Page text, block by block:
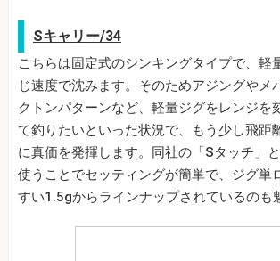
Sキャリー/34
こちらは固定式のシンキングタイプで、軽
じ速度で沈みます。そのためアジングやメ
クトンパターンなど、軽量ジグをレンジを
て釣りたいといった状況で、もう少し飛距
に真価を発揮します。同社の「Sタッチ」
使うことでセッティングが簡単で、ジグ単
すい1.5gからラインナップされているのも